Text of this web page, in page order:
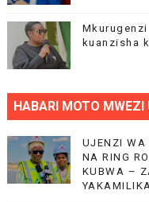
kuanzisha
HABARI MOTO
UJENZI WA
NA RING
KUBWA –